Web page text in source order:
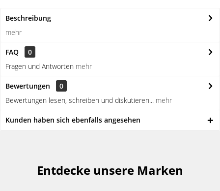
Beschreibung
mehr
FAQ
0
Fragen und Antworten mehr
Bewertungen
0
Bewertungen lesen, schreiben und diskutieren... mehr
Kunden haben sich ebenfalls angesehen
Entdecke unsere Marken